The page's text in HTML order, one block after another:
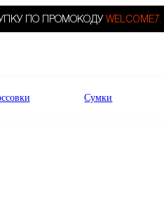
ПО ПРОМОКОДУ WELCOME7.
Сумки